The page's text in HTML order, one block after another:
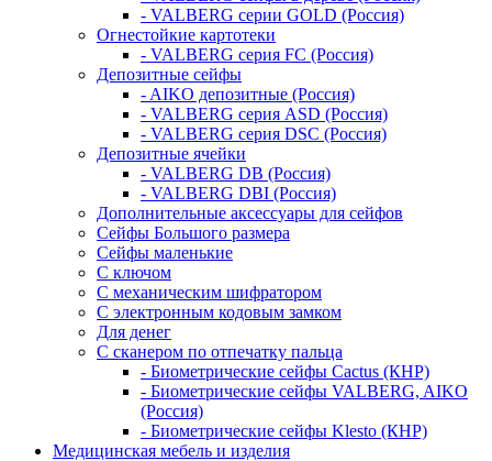
- VALBERG серии GOLD (Россия)
Огнестойкие картотеки
- VALBERG серия FC (Россия)
Депозитные сейфы
- AIKO депозитные (Россия)
- VALBERG серия ASD (Россия)
- VALBERG серия DSC (Россия)
Депозитные ячейки
- VALBERG DB (Россия)
- VALBERG DBI (Россия)
Дополнительные аксессуары для сейфов
Сейфы Большого размера
Сейфы маленькие
С ключом
С механическим шифратором
С электронным кодовым замком
Для денег
С сканером по отпечатку пальца
- Биометрические сейфы Cactus (КНР)
- Биометрические сейфы VALBERG, AIKO
(Россия)
- Биометрические сейфы Klesto (КНР)
Медицинская мебель и изделия